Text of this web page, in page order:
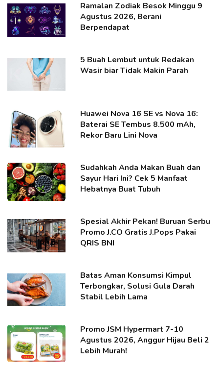
Ramalan Zodiak Besok Minggu 9
Agustus 2026, Berani
Berpendapat
5 Buah Lembut untuk Redakan
Wasir biar Tidak Makin Parah
Huawei Nova 16 SE vs Nova 16:
Baterai SE Tembus 8.500 mAh,
Rekor Baru Lini Nova
Sudahkah Anda Makan Buah dan
Sayur Hari Ini? Cek 5 Manfaat
Hebatnya Buat Tubuh
Spesial Akhir Pekan! Buruan Serbu
Promo J.CO Gratis J.Pops Pakai
QRIS BNI
Batas Aman Konsumsi Kimpul
Terbongkar, Solusi Gula Darah
Stabil Lebih Lama
Promo JSM Hypermart 7-10
Agustus 2026, Anggur Hijau Beli 2
Lebih Murah!